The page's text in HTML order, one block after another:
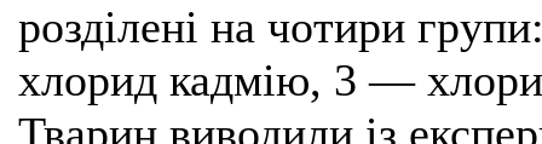
розділені на чотири
хлорид кадмію, 3 —
Тварин виводили із